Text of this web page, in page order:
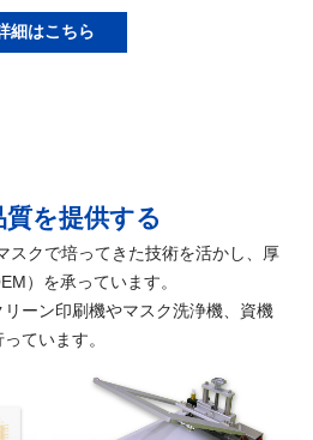
細はこちら
を提供する
スクで培ってきた技術を活かし、厚
）を承っています。
ーン印刷機やマスク洗浄機、資機
ています。